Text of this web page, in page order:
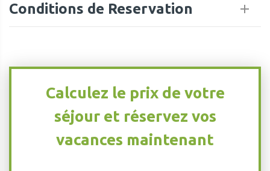
Conditions de Reservation
Calculez le prix de votre
séjour et réservez vos
vacances maintenant